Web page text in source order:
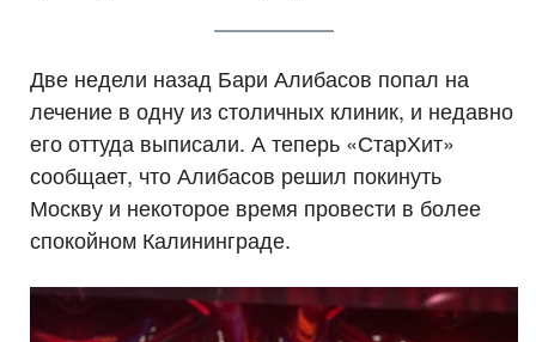
Две недели назад Бари Алибасов попал на
лечение в одну из столичных клиник, и недавно
его оттуда выписали. А теперь «СтарХит»
сообщает, что Алибасов решил покинуть
Москву и некоторое время провести в более
спокойном Калининграде.